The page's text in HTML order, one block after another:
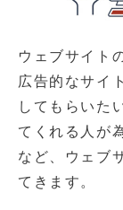
ウェブサイト
広告的なサイ
してもらいた
てくれる人が
など、ウェブ
てきます。